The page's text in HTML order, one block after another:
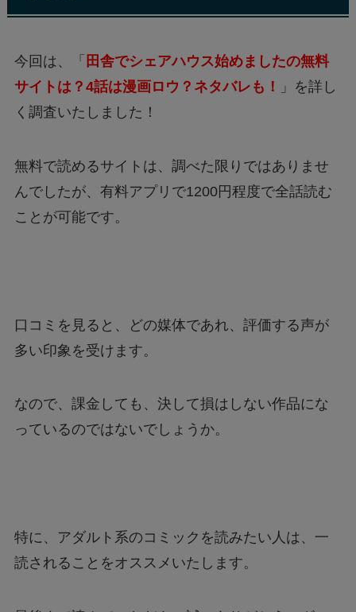
今回は、「 田舎でシェアハウス始めましたの無料
サイトは？4話は漫画ロウ？ネタバレも！
」を詳し
く調査いたしました！
無料で読めるサイトは、調べた限りではありませ
んでしたが、有料アプリで1200円程度で全話読む
ことが可能です。
口コミを見ると、どの媒体であれ、評価する声が
多い印象を受けます。
なので、課金しても、決して損はしない作品にな
っているのではないでしょうか。
特に、アダルト系のコミックを読みたい人は、一
読されることをオススメいたします。